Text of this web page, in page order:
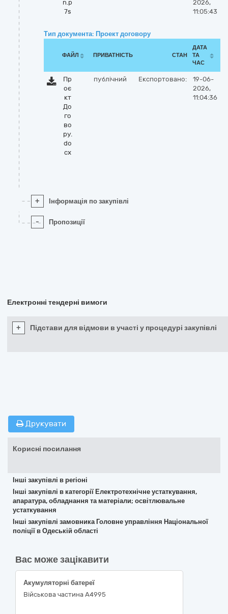
n.p
7s
2026,
11:05:43
Тип документа: Проект договору
ФАЙЛ ПРИВАТНІСТЬ СТАН
ДАТА
ТА
ЧАС
Пр
оє
кт
До
го
во
ру.
do
cx
публічний Експортовано:
19-06-
2026,
11:04:36
+ Інформація по закупівлі
- Пропозиції
Електронні тендерні вимоги
+ Підстави для відмови в участі у процедурі закупівлі
Друкувати
Корисні посилання
Інші закупівлі в регіоні
Інші закупівлі в категорії Електротехнічне устаткування,
апаратура, обладнання та матеріали; освітлювальне
устаткування
Інші закупівлі замовника Головне управління Національної
поліції в Одеській області
Вас може зацікавити
Акумуляторні батереї
Військова частина А4995